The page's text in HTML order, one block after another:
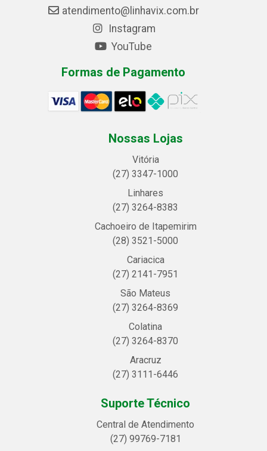
atendimento@linhavix.com.br
Instagram
YouTube
Formas de Pagamento
Nossas Lojas
Vitória
(27) 3347-1000
Linhares
(27) 3264-8383
Cachoeiro de Itapemirim
(28) 3521-5000
Cariacica
(27) 2141-7951
São Mateus
(27) 3264-8369
Colatina
(27) 3264-8370
Aracruz
(27) 3111-6446
Suporte Técnico
Central de Atendimento
(27) 99769-7181